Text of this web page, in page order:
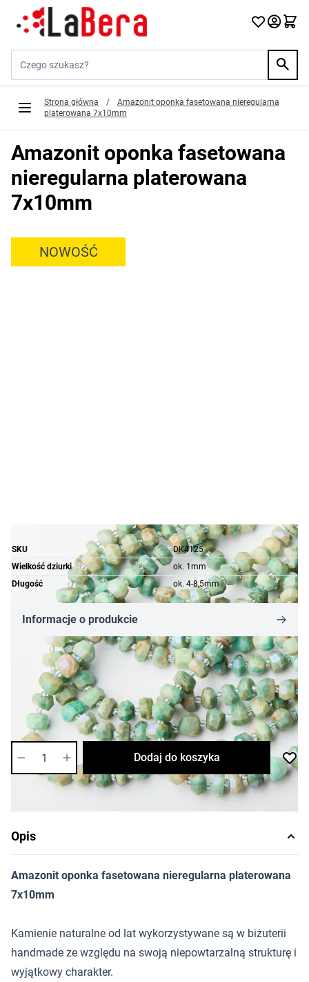
Przejdź do treści
Strona główna /
Amazonit oponka fasetowana nieregularna
platerowana 7x10mm
Amazonit oponka fasetowana
nieregularna platerowana
7x10mm
NOWOŚĆ
SKU
DK4125
Wielkość dziurki
ok. 1mm
Długość
ok. 4-8,5mm
Informacje o produkcie
113,16 zł
Cena za sznur
Długość sznura: 46 szt.
Dostępność:średnia
Dodaj do koszyka
Opis
Amazonit oponka fasetowana nieregularna platerowana
7x10mm
Kamienie naturalne od lat wykorzystywane są w biżuterii
handmade ze względu na swoją niepowtarzalną strukturę i
wyjątkowy charakter.